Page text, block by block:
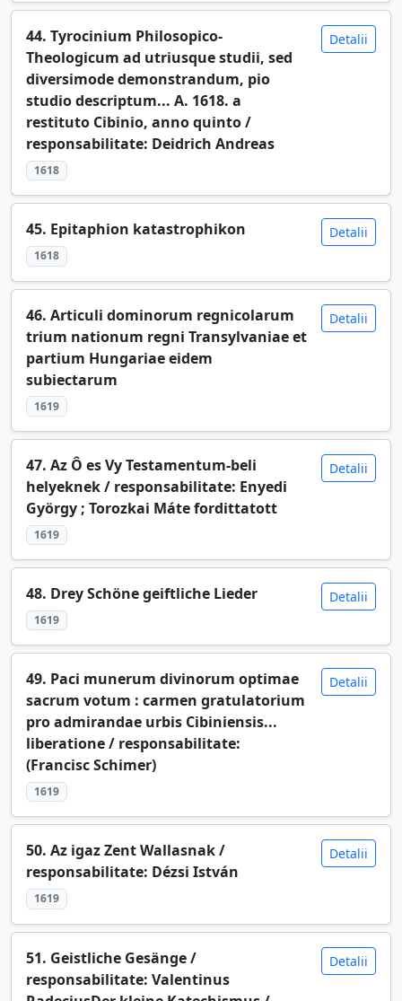
44. Tyrocinium Philosopico-
Theologicum ad utriusque studii, sed
diversimode demonstrandum, pio
studio descriptum... A. 1618. a
restituto Cibinio, anno quinto /
responsabilitate: Deidrich Andreas
1618
Detalii
45. Epitaphion katastrophikon
1618
Detalii
46. Articuli dominorum regnicolarum
trium nationum regni Transylvaniae et
partium Hungariae eidem
subiectarum
1619
Detalii
47. Az Ô es Vy Testamentum-beli
helyeknek / responsabilitate: Enyedi
György ; Torozkai Máte fordittatott
1619
Detalii
48. Drey Schöne geiftliche Lieder
1619
Detalii
49. Paci munerum divinorum optimae
sacrum votum : carmen gratulatorium
pro admirandae urbis Cibiniensis...
liberatione / responsabilitate:
(Francisc Schimer)
1619
Detalii
50. Az igaz Zent Wallasnak /
responsabilitate: Dézsi István
1619
Detalii
51. Geistliche Gesänge /
responsabilitate: Valentinus
Detalii